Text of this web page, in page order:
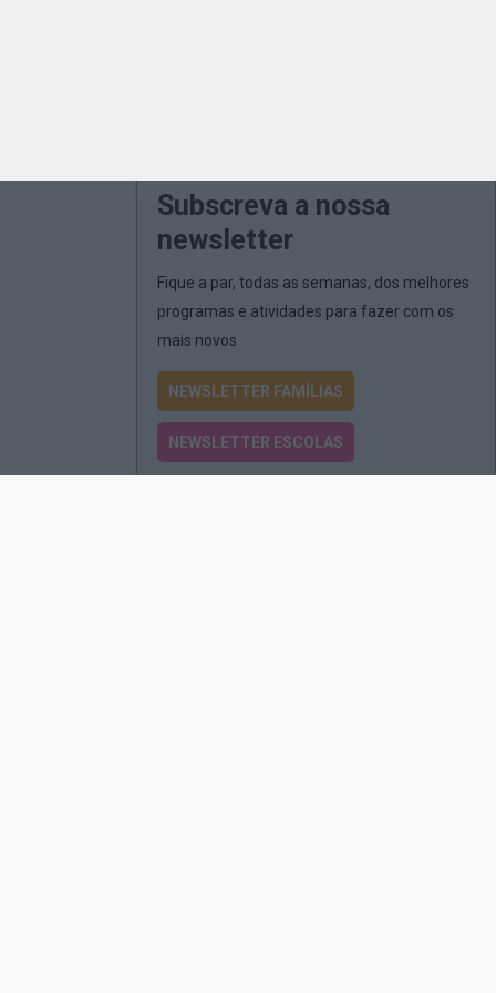
Subscreva a nossa
newsletter
Fique a par, todas as semanas, dos melhores
programas e atividades para fazer com os
mais novos
NEWSLETTER FAMÍLIAS
NEWSLETTER ESCOLAS